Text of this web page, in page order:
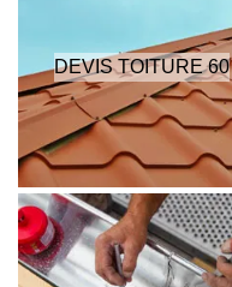
DEVIS TOITURE 60